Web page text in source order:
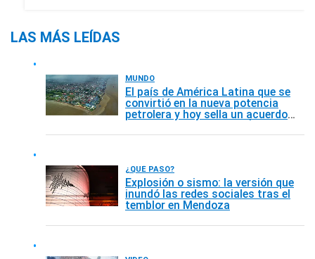
LAS MÁS LEÍDAS
MUNDO
El país de América Latina que se
convirtió en la nueva potencia
petrolera y hoy sella un acuerdo
¿QUÉ PASÓ?
Explosión o sismo: la versión que
inundó las redes sociales tras el
temblor en Mendoza